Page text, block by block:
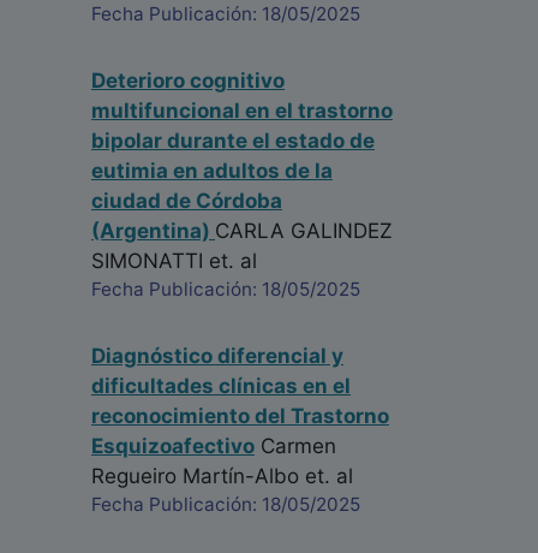
Fecha Publicación: 18/05/2025
Deterioro cognitivo
multifuncional en el trastorno
bipolar durante el estado de
eutimia en adultos de la
ciudad de Córdoba
(Argentina) CARLA GALINDEZ
SIMONATTI et. al
Fecha Publicación: 18/05/2025
Diagnóstico diferencial y
dificultades clínicas en el
reconocimiento del Trastorno
Esquizoafectivo Carmen
Regueiro Martín-Albo et. al
Fecha Publicación: 18/05/2025